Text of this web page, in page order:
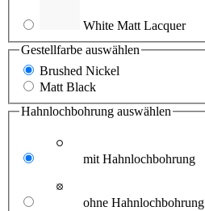
White Matt Lacquer
Gestellfarbe auswählen
Brushed Nickel
Matt Black
Hahnlochbohrung auswählen
mit Hahnlochbohrung
ohne Hahnlochbohrung